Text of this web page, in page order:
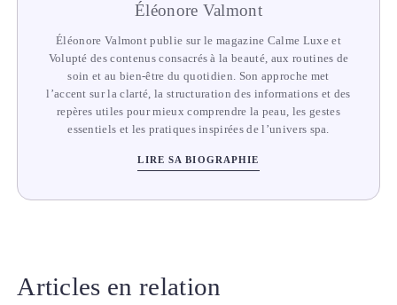
Éléonore Valmont
Éléonore Valmont publie sur le magazine Calme Luxe et
Volupté des contenus consacrés à la beauté, aux routines de
soin et au bien-être du quotidien. Son approche met
l’accent sur la clarté, la structuration des informations et des
repères utiles pour mieux comprendre la peau, les gestes
essentiels et les pratiques inspirées de l’univers spa.
LIRE SA BIOGRAPHIE
Articles en relation